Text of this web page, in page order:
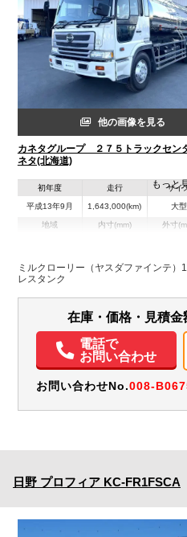
他の画像を見る
カネタグループ ２７５トラックセン
ネタ(北海道)
初年度
平成13年9月
走行
1,643,000(km)
サイ
大型
地域 内寸(mm) 外寸
パワステ パワーウィンドウ
もっと
ミルクローリー（ヤスダファイン
レスタンク
在庫・価格・見積金
電話で
お問い合わせ
お問い合わせNo.008-
日野 プロフィア KC-FR1FSCA